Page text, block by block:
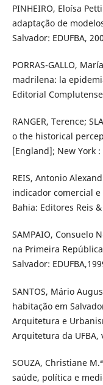
PINHEIRO, Eloísa
adaptação de
Salvador: EDUFBA,
PORRAS-GALLO,
madrilena: la
Editorial
RANGER, Terence;
o the historical
[England]; New York
REIS, Antonio
indicador comercial
Bahia: Editores Reis
SAMPAIO, Consuelo
na Primeira
Salvador:
SANTOS, Mário
habitação em
Arquitetura e
Arquitetura da UFBA,
SOUZA, Christiane
saúde, política e